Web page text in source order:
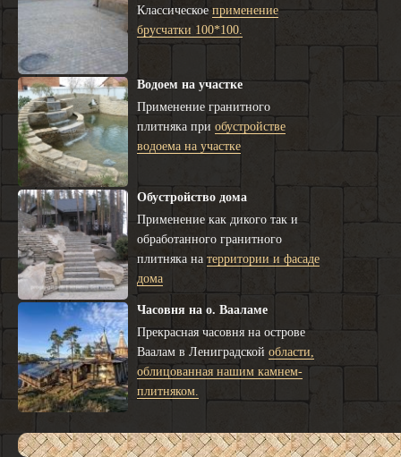
Классическоеприменение
брусчатки 100*100.
Водоем на участке
Применение гранитного
плитняка приобустройстве
водоема на участке
Обустройство дома
Применение как дикого так и
обработанного гранитного
плитняка натерритории и фасаде
дома
Часовня на о. Вааламе
Прекрасная часовня на острове
Ваалам в Лениградскойобласти,
облицованная нашим камнем-
плитняком.